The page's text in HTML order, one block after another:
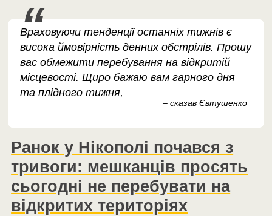
Враховуючи тенденції останніх тижнів є
висока ймовірність денних обстрілів. Прошу
вас обмежити перебування на відкритій
місцевості. Щиро бажаю вам гарного дня
та плідного тижня,
– сказав Євтушенко
Ранок у Нікополі почався з
тривоги: мешканців просять
сьогодні не перебувати на
відкритих територіях